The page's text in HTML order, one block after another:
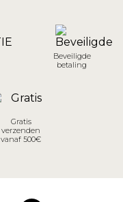
Beveiligde
betaling
Gratis
verzenden
vanaf 500€